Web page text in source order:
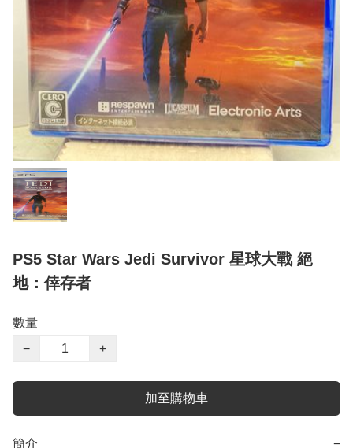
PS5 Star Wars Jedi Survivor 星球大戰 絕
地：倖存者
數量
−
+
加至購物車
簡介 −